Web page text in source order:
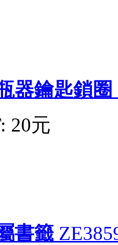
器鑰匙鎖圈
20元
書籤